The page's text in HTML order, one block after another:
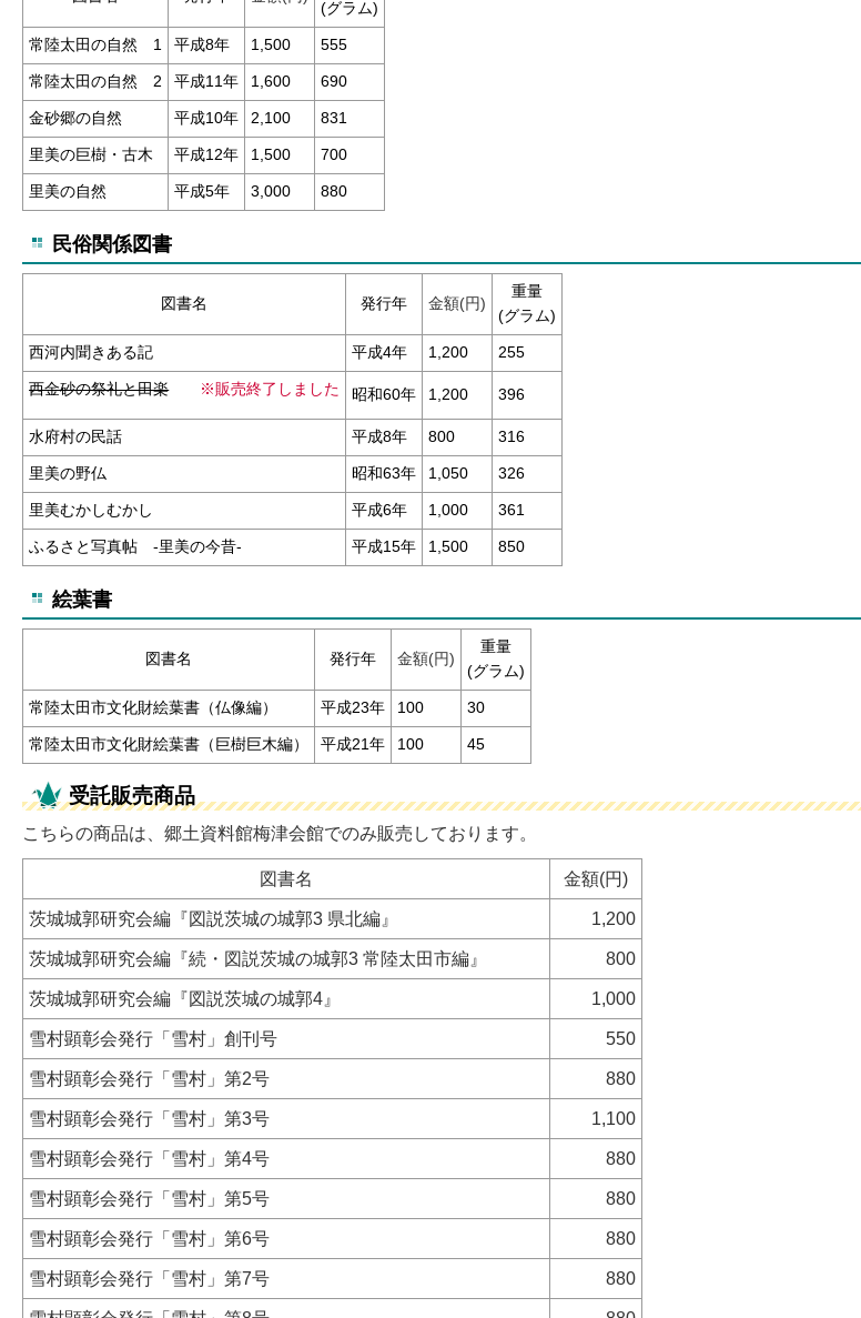
(グラム)
常陸太田の自然 1 平成8年 1,500 555
常陸太田の自然 2 平成11年 1,600 690
金砂郷の自然 平成10年 2,100 831
里美の巨樹・古木 平成12年 1,500 700
里美の自然 平成5年 3,000 880
民俗関係図書
図書名 発行年 金額(円)
重量
(グラム)
西河内聞きある記 平成4年 1,200 255
西金砂の祭礼と田楽※販売終了しました 昭和60年 1,200 396
水府村の民話 平成8年 800 316
里美の野仏 昭和63年 1,050 326
里美むかしむかし 平成6年 1,000 361
ふるさと写真帖 -里美の今昔- 平成15年 1,500 850
絵葉書
図書名 発行年 金額(円)
重量
(グラム)
常陸太田市文化財絵葉書（仏像編） 平成23年 100 30
常陸太田市文化財絵葉書（巨樹巨木編） 平成21年 100 45
受託販売商品
こちらの商品は、郷土資料館梅津会館でのみ販売しております。
図書名 金額(円)
茨城城郭研究会編『図説茨城の城郭3 県北編』 1,200
茨城城郭研究会編『続・図説茨城の城郭3 常陸太田市編』 800
茨城城郭研究会編『図説茨城の城郭4』 1,000
雪村顕彰会発行「雪村」創刊号 550
雪村顕彰会発行「雪村」第2号 880
雪村顕彰会発行「雪村」第3号 1,100
雪村顕彰会発行「雪村」第4号 880
雪村顕彰会発行「雪村」第5号 880
雪村顕彰会発行「雪村」第6号 880
雪村顕彰会発行「雪村」第7号 880